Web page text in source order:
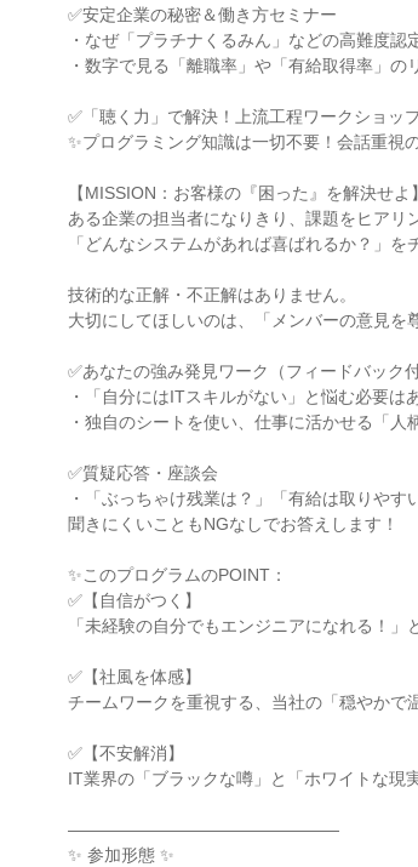
✅安定企業の秘密＆働き方セミナー
・なぜ「プラチナくるみん」などの高難度認
・数字で見る「離職率」や「有給取得率」の
✅「聴く力」で解決！上流工程ワークショッ
✨プログラミング知識は一切不要！会話重視
【MISSION：お客様の『困った』を解決せよ】
ある企業の担当者になりきり、課題をヒアリ
「どんなシステムがあれば喜ばれるか？」を
技術的な正解・不正解はありません。
大切にしてほしいのは、「メンバーの意見を
✅あなたの強み発見ワーク（フィードバック付
・「自分にはITスキルがない」と悩む必要は
・独自のシートを使い、仕事に活かせる「人
✅質疑応答・座談会
・「ぶっちゃけ残業は？」「有給は取りやす
聞きにくいこともNGなしでお答えします！
✨このプログラムのPOINT：
✅【自信がつく】
「未経験の自分でもエンジニアになれる！」
✅【社風を体感】
チームワークを重視する、当社の「穏やかで
✅【不安解消】
IT業界の「ブラックな噂」と「ホワイトな現
――――――――――――――――
✨ 参加形態 ✨